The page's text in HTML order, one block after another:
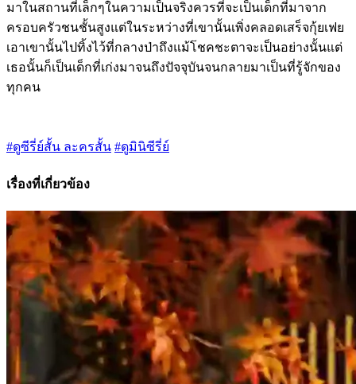
มาในสถานที่เล็กๆในความเป็นจริงควรที่จะเป็นเด็กที่มาจาก
ครอบครัวชนชั้นสูงแต่ในระหว่างที่เขานั้นเพิ่งคลอดเสร็จกุ้ยเฟย
เอาเขานั้นไปทิ้งไว้ที่กลางป่าถึงแม้โชคชะตาจะเป็นอย่างนั้นแต่
เธอนั้นก็เป็นเด็กที่เก่งมาจนถึงปัจจุบันจนกลายมาเป็นที่รู้จักของ
ทุกคน
#ดูซีรี่ย์สั้น ละครสั้น #ดูมินิซีรี่ย์
เรื่องที่เกี่ยวข้อง